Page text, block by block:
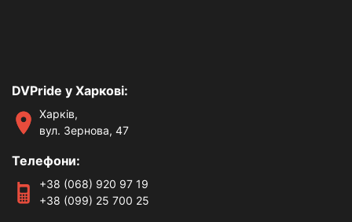
DVPride у Харкові:
Харків,
вул. Зернова, 47
Телефони:
+38 (068) 920 97 19
+38 (099) 25 700 25